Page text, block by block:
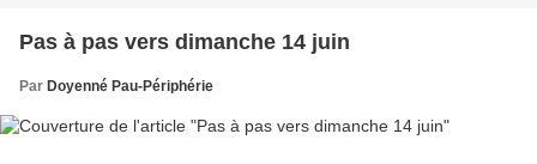
Pas à pas vers dimanche 14 juin
Par Doyenné Pau-Périphérie